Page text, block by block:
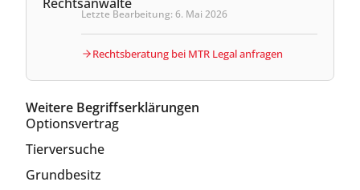
Letzte Bearbeitung: 6. Mai 2026
Rechtsberatung bei MTR Legal anfragen
Weitere Begriffserklärungen
Optionsvertrag
Tierversuche
Grundbesitz